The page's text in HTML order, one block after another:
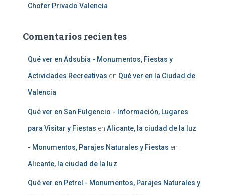
Chofer Privado Valencia
Comentarios recientes
Qué ver en Adsubia - Monumentos, Fiestas y
Actividades Recreativas en Qué ver en la Ciudad de
Valencia
Qué ver en San Fulgencio - Información, Lugares
para Visitar y Fiestas en Alicante, la ciudad de la luz
- Monumentos, Parajes Naturales y Fiestas en
Alicante, la ciudad de la luz
Qué ver en Petrel - Monumentos, Parajes Naturales y